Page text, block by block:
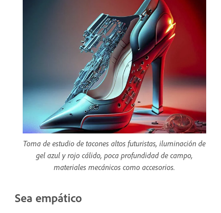
Toma de estudio de tacones altos futuristas, iluminación de
gel azul y rojo cálido, poca profundidad de campo,
materiales mecánicos como accesorios.
Sea empático